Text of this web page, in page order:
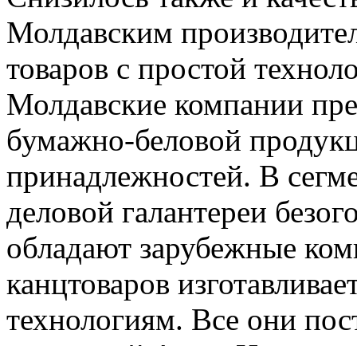
Молдавским
товаров с простой
Молдавские компании
бумажно-беловой
принадлежностей. В
деловой галантереи
обладают зарубежные
канцтоваров
технологиям. Все они